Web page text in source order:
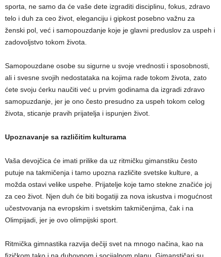
sporta, ne samo da će vaše dete izgraditi disciplinu, fokus, zdravo
telo i duh za ceo život, eleganciju i gipkost posebno važnu za
ženski pol, već i samopouzdanje koje je glavni preduslov za uspeh i
zadovoljstvo tokom života.
Samopouzdane osobe su sigurne u svoje vrednosti i sposobnosti,
ali i svesne svojih nedostataka na kojima rade tokom života, zato
ćete svoju ćerku naučiti već u prvim godinama da izgradi zdravo
samopuzdanje, jer je ono često presudno za uspeh tokom celog
života, sticanje pravih prijatelja i ispunjen život.
Upoznavanje sa različitim kulturama
Vaša devojčica će imati prilike da uz ritmičku gimanstiku često
putuje na takmičenja i tamo upozna različite svetske kulture, a
možda ostavi velike uspehe. Prijatelje koje tamo stekne značiće joj
za ceo život. Njen duh će biti bogatiji za nova iskustva i mogućnost
učestvovanja na evropskim i svetskim takmičenjima, čak i na
Olimpijadi, jer je ovo olimpijski sport.
Ritmička gimnastika razvija dečiji svet na mnogo načina, kao na